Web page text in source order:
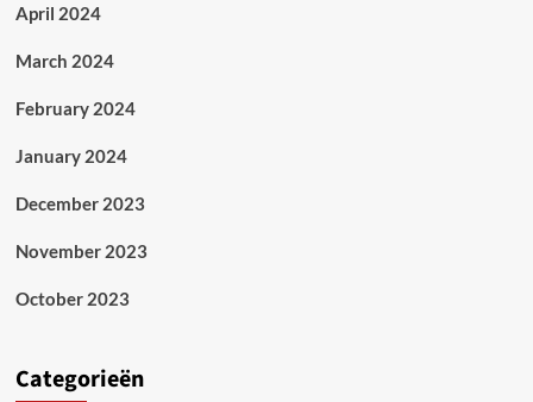
April 2024
March 2024
February 2024
January 2024
December 2023
November 2023
October 2023
Categorieën